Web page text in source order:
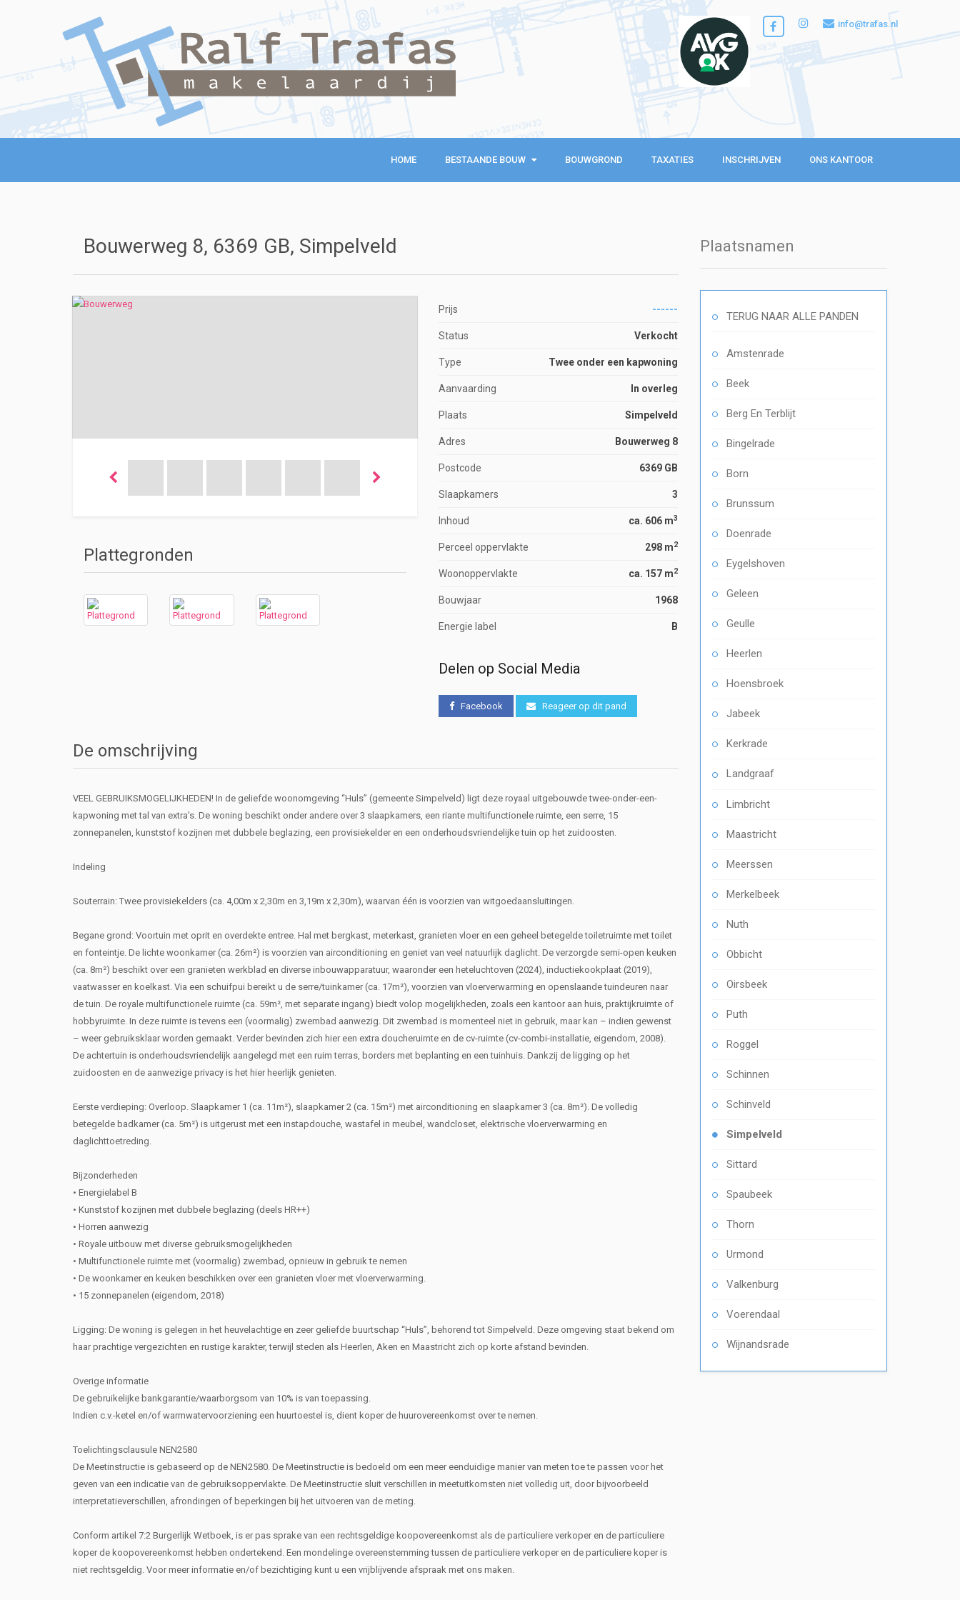
info@trafas.nl
HOME BESTAANDE BOUW
BESTAANDE BOUW BOUWGROND TAXATIES INSCHRIJVEN ONS KANTOOR
Bouwerweg 8, 6369 GB, Simpelveld
Plattegronden
Prijs ------
Status Verkocht
Type Twee onder een kapwoning
Aanvaarding In overleg
Plaats Simpelveld
Adres Bouwerweg 8
Postcode 6369 GB
Slaapkamers 3
Inhoud ca. 606 m3
Perceel oppervlakte 298 m2
Woonoppervlakte ca. 157 m2
Bouwjaar 1968
Energie label B
Delen op Social Media
Facebook Reageer op dit pand
De omschrijving
VEEL GEBRUIKSMOGELIJKHEDEN! In de geliefde woonomgeving “Huls” (gemeente Simpelveld) ligt deze royaal uitgebouwde twee-onder-een-
kapwoning met tal van extra’s. De woning beschikt onder andere over 3 slaapkamers, een riante multifunctionele ruimte, een serre, 15
zonnepanelen, kunststof kozijnen met dubbele beglazing, een provisiekelder en een onderhoudsvriendelijke tuin op het zuidoosten.
Indeling
Souterrain: Twee provisiekelders (ca. 4,00m x 2,30m en 3,19m x 2,30m), waarvan één is voorzien van witgoedaansluitingen.
Begane grond: Voortuin met oprit en overdekte entree. Hal met bergkast, meterkast, granieten vloer en een geheel betegelde toiletruimte met toilet
en fonteintje. De lichte woonkamer (ca. 26m²) is voorzien van airconditioning en geniet van veel natuurlijk daglicht. De verzorgde semi-open keuken
(ca. 8m²) beschikt over een granieten werkblad en diverse inbouwapparatuur, waaronder een heteluchtoven (2024), inductiekookplaat (2019),
vaatwasser en koelkast. Via een schuifpui bereikt u de serre/tuinkamer (ca. 17m²), voorzien van vloerverwarming en openslaande tuindeuren naar
de tuin. De royale multifunctionele ruimte (ca. 59m², met separate ingang) biedt volop mogelijkheden, zoals een kantoor aan huis, praktijkruimte of
hobbyruimte. In deze ruimte is tevens een (voormalig) zwembad aanwezig. Dit zwembad is momenteel niet in gebruik, maar kan – indien gewenst
– weer gebruiksklaar worden gemaakt. Verder bevinden zich hier een extra doucheruimte en de cv-ruimte (cv-combi-installatie, eigendom, 2008).
De achtertuin is onderhoudsvriendelijk aangelegd met een ruim terras, borders met beplanting en een tuinhuis. Dankzij de ligging op het
zuidoosten en de aanwezige privacy is het hier heerlijk genieten.
Eerste verdieping: Overloop. Slaapkamer 1 (ca. 11m²), slaapkamer 2 (ca. 15m²) met airconditioning en slaapkamer 3 (ca. 8m²). De volledig
betegelde badkamer (ca. 5m²) is uitgerust met een instapdouche, wastafel in meubel, wandcloset, elektrische vloerverwarming en
daglichttoetreding.
Bijzonderheden
• Energielabel B
• Kunststof kozijnen met dubbele beglazing (deels HR++)
• Horren aanwezig
• Royale uitbouw met diverse gebruiksmogelijkheden
• Multifunctionele ruimte met (voormalig) zwembad, opnieuw in gebruik te nemen
• De woonkamer en keuken beschikken over een granieten vloer met vloerverwarming.
• 15 zonnepanelen (eigendom, 2018)
Ligging: De woning is gelegen in het heuvelachtige en zeer geliefde buurtschap “Huls”, behorend tot Simpelveld. Deze omgeving staat bekend om
haar prachtige vergezichten en rustige karakter, terwijl steden als Heerlen, Aken en Maastricht zich op korte afstand bevinden.
Overige informatie
De gebruikelijke bankgarantie/waarborgsom van 10% is van toepassing.
Indien c.v.-ketel en/of warmwatervoorziening een huurtoestel is, dient koper de huurovereenkomst over te nemen.
Toelichtingsclausule NEN2580
De Meetinstructie is gebaseerd op de NEN2580. De Meetinstructie is bedoeld om een meer eenduidige manier van meten toe te passen voor het
geven van een indicatie van de gebruiksoppervlakte. De Meetinstructie sluit verschillen in meetuitkomsten niet volledig uit, door bijvoorbeeld
interpretatieverschillen, afrondingen of beperkingen bij het uitvoeren van de meting.
Conform artikel 7:2 Burgerlijk Wetboek, is er pas sprake van een rechtsgeldige koopovereenkomst als de particuliere verkoper en de particuliere
koper de koopovereenkomst hebben ondertekend. Een mondelinge overeenstemming tussen de particuliere verkoper en de particuliere koper is
niet rechtsgeldig. Voor meer informatie en/of bezichtiging kunt u een vrijblijvende afspraak met ons maken.
Plaatsnamen
TERUG NAAR ALLE PANDEN
Amstenrade
Beek
Berg En Terblijt
Bingelrade
Born
Brunssum
Doenrade
Eygelshoven
Geleen
Geulle
Heerlen
Hoensbroek
Jabeek
Kerkrade
Landgraaf
Limbricht
Maastricht
Meerssen
Merkelbeek
Nuth
Obbicht
Oirsbeek
Puth
Roggel
Schinnen
Schinveld
Simpelveld
Sittard
Spaubeek
Thorn
Urmond
Valkenburg
Voerendaal
Wijnandsrade